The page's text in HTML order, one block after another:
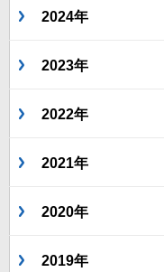
2024年
2023年
2022年
2021年
2020年
2019年